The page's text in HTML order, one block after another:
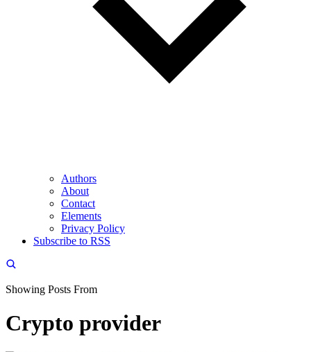
Authors
About
Contact
Elements
Privacy Policy
Subscribe to RSS
Showing Posts From
Crypto provider